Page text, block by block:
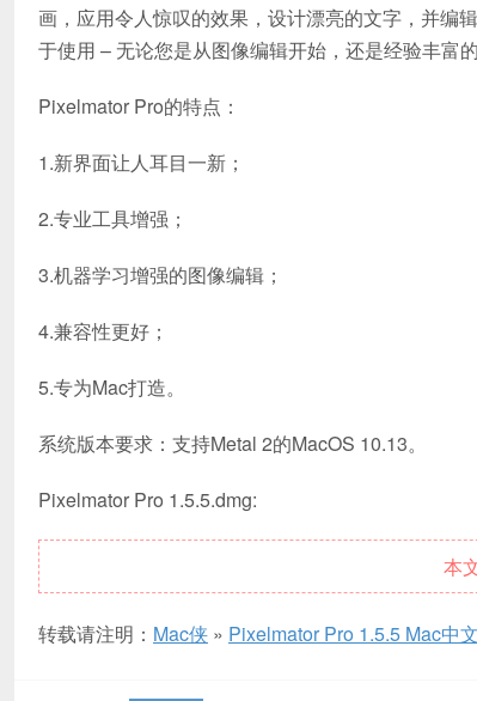
画，应用令人惊叹的效果，设计漂亮的文字，并编
于使用 – 无论您是从图像编辑开始，还是经验丰富的
Pixelmator Pro的特点：
1.新界面让人耳目一新；
2.专业工具增强；
3.机器学习增强的图像编辑；
4.兼容性更好；
5.专为Mac打造。
系统版本要求：支持Metal 2的MacOS 10.13。
Pixelmator Pro 1.5.5.dmg:
本
转载请注明： Mac侠 » Pixelmator Pro 1.5.5 Mac中